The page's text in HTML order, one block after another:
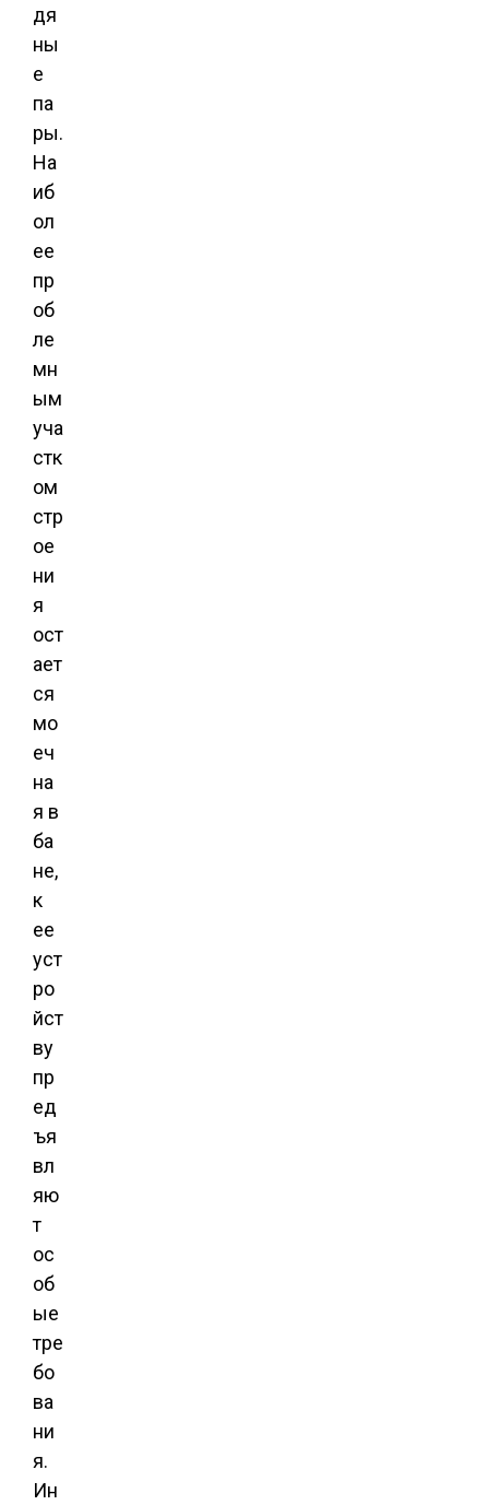
дя
ны
е
па
ры.
На
иб
ол
ее
пр
об
ле
мн
ым
уча
стк
ом
стр
ое
ни
я
ост
ает
ся
мо
еч
на
я в
ба
не,
к
ее
уст
ро
йст
ву
пр
ед
ъя
вл
яю
т
ос
об
ые
тре
бо
ва
ни
я.
Ин